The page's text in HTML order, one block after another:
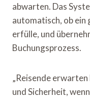
abwarten. Das
automatisch, ob ein
erfülle, und
Buchungsprozess.
„Reisende
und Sicherheit,